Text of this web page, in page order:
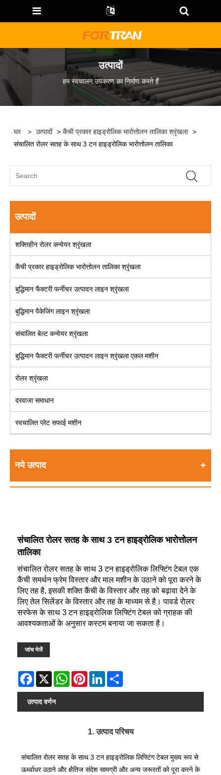
उत्पादों
हम स्वचालन उपकरण का निर्माण करते हैं
घर > उत्पादों >कैंची प्रकार हाइड्रोलिक भारोत्तोलन तालिका श्रृंखला >
संचालित रोलर सतह के साथ 3 टन हाइड्रोलिक भारोत्तोलन तालिका
उत्पादों
शक्तिहीन रोलर कन्वेयर श्रृंखला
कैंची प्रकार हाइड्रोलिक भारोत्तोलन तालिका श्रृंखला
बुद्धिमान फैक्टरी फर्नीचर उत्पादन लाइन श्रृंखला
बुद्धिमान पैकेजिंग लाइन श्रृंखला
संचालित बेल्ट कन्वेयर श्रृंखला
बुद्धिमान फैक्टरी फर्नीचर उत्पादन लाइन श्रृंखला एकल मशीन
रोलर श्रृंखला
दरवाजा समाधान
स्वचालित प्लेट सफाई मशीन
नये उत्पाद
संचालित रोलर सतह के साथ 3 टन हाइड्रोलिक भारोत्तोलन
तालिका
संचालित रोलर सतह के साथ 3 टन हाइड्रोलिक लिफ्टिंग टेबल एक
कैंची समर्थन फ्रेम विस्तार और माल मशीन के उठाने को पूरा करने के
लिए तह है, इसकी शक्ति कैंची के विस्तार और तह को बढ़ावा देने के
लिए तेल सिलेंडर के विस्तार और तह के माध्यम से है। पावर्ड रोलर
सरफेस के साथ 3 टन हाइड्रोलिक लिफ्टिंग टेबल को ग्राहक की
आवश्यकताओं के अनुसार कस्टम बनाया जा सकता है।
जांच भेजें
Facebook
X WhatsAppPinterestLinkedIn
उत्पाद वर्णन
1. उत्पाद परिचय
संचालित रोलर सतह के साथ 3 टन हाइड्रोलिक लिफ्टिंग टेबल मुख्य रूप से
ऊर्ध्वाधर उठाने और क्षैतिज संदेश सामग्री और अन्य जरूरतों को पूरा करने के